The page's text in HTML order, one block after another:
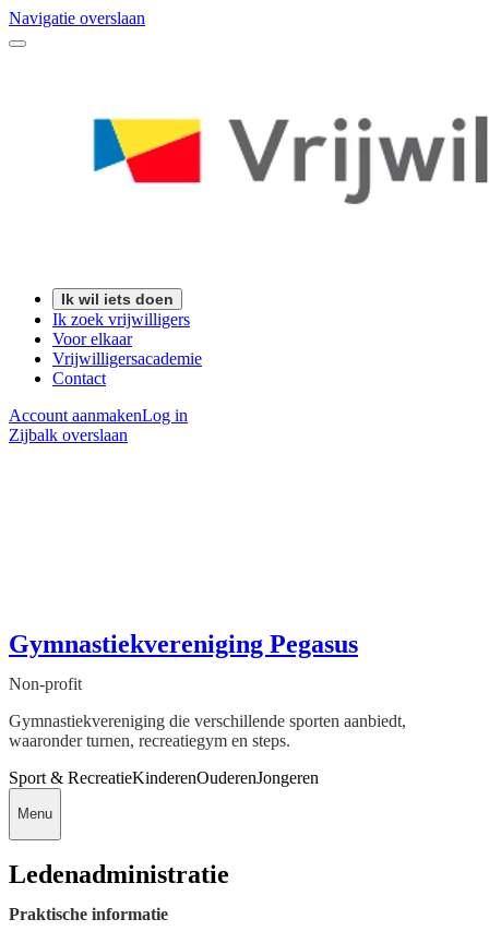
Navigatie overslaan
Ik wil iets doen
Ik zoek vrijwilligers
Voor elkaar
Vrijwilligersacademie
Contact
Account aanmakenLog in
Zijbalk overslaan
Gymnastiekvereniging Pegasus
Non-profit
Gymnastiekvereniging die verschillende sporten aanbiedt,
waaronder turnen, recreatiegym en steps.
Sport & RecreatieKinderenOuderenJongeren
Menu
Ledenadministratie
Praktische informatie